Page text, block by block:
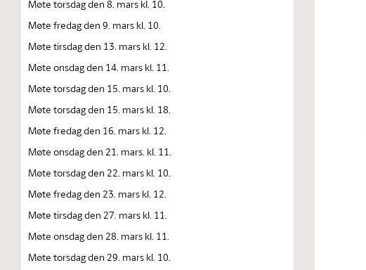
Møte torsdag den 8. mars kl. 10.
Møte fredag den 9. mars kl. 10.
Møte tirsdag den 13. mars kl. 12.
Møte onsdag den 14. mars kl. 11.
Møte torsdag den 15. mars kl. 10.
Møte torsdag den 15. mars kl. 18.
Møte fredag den 16. mars kl. 12.
Møte onsdag den 21. mars. kl. 11.
Møte torsdag den 22. mars kl. 10.
Møte fredag den 23. mars kl. 12.
Møte tirsdag den 27. mars kl. 11.
Møte onsdag den 28. mars kl. 11.
Møte torsdag den 29. mars kl. 10.